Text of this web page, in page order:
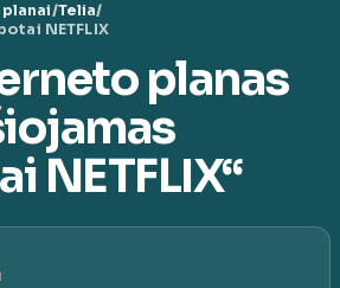
munika
cijų
paslaug
ų planai
/Telia/
NETFLIX
planas
NETFLIX“